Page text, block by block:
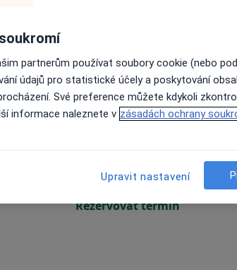
Dnes Zítra So Ne
Online rezervace termínu není k dispozici
Rezervovat termín
partnerům používat soubory cookie (nebo
údajů pro statistické účely a poskytování
Své preference můžete kdykoli
informace naleznete v zásadách ochrany
Upravit nastavení